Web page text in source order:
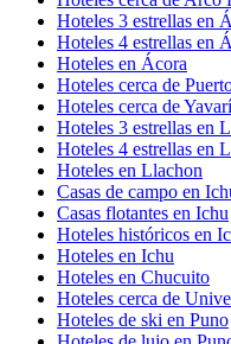
Hoteles 3 estrellas en
Hoteles 4 estrellas en
Hoteles en Ácora
Hoteles cerca de
Hoteles cerca de Yavarí
Hoteles 3 estrellas en
Hoteles 4 estrellas en
Hoteles en Llachon
Casas de campo en
Casas flotantes en Ichu
Hoteles históricos en
Hoteles en Ichu
Hoteles en Chucuito
Hoteles cerca de
Hoteles de ski en Puno